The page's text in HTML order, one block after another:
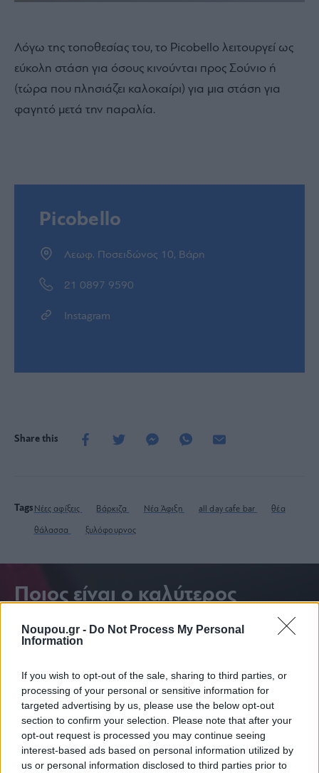
Noupou.gr - Do Not Process My Personal
Information
If you wish to opt-out of the sale, sharing to third parties, or
processing of your personal or sensitive information for
targeted advertising by us, please use the below opt-out
section to confirm your selection. Please note that after your
opt-out request is processed you may continue seeing
interest-based ads based on personal information utilized by
us or personal information disclosed to third parties prior to
Λόγω της τοποθεσίας του, το Picobello λειτουργεί ως
εύκολη στάση για όσους κινούνται προς Σούνιο ή
(τώρα που πλησιάζει καλοκαίρι) για μια στάση για
φαγητό μετά την παραλία.
Picobello
Λεωφ. Ποσειδώνος 10, Βάρη
21 0897 9590
Instagram
Share this
Tags Νέες αφίξεις Βάρκιζα Νέα Άφιξη all day cafe bar θέα
θάλασσα ξυλόφουρνος
Ποιος είναι ο καλύτερος
τρόπος να κρυώσεις το κρασί
σου;